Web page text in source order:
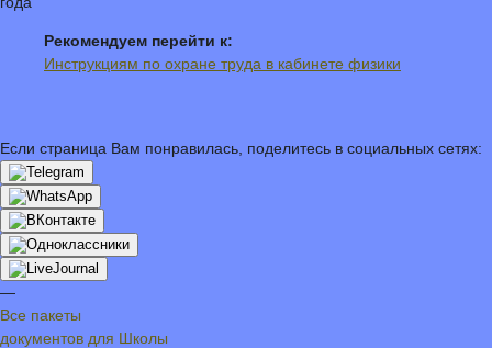
Рекомендуем перейти к:
Инструкциям по охране труда в кабинете физики
Если страница Вам понравилась, поделитесь в социальных сетях:
—
Все пакеты
документов для Школы